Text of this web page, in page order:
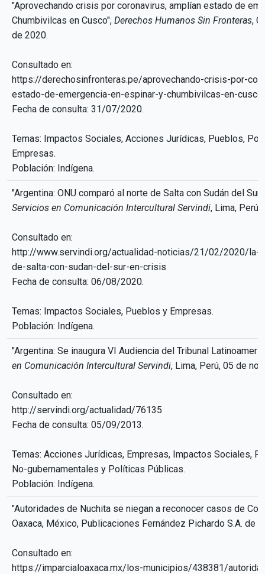
"Aprovechando crisis por coronavirus, amplían estado de
Chumbivilcas en Cusco", Derechos Humanos Sin Fronteras,
de 2020.
Consultado en:
https://derechosinfronteras.pe/aprovechando-crisis-por-
estado-de-emergencia-en-espinar-y-chumbivilcas-en-
Fecha de consulta: 31/07/2020.
Temas: Impactos Sociales, Acciones Jurídicas, Pueblos,
Empresas.
Población: Indígena.
"Argentina: ONU comparó al norte de Salta con Sudán del Sur
Servicios en Comunicación Intercultural Servindi, Lima,
Consultado en:
http://www.servindi.org/actualidad-noticias/21/02/2020/la-
de-salta-con-sudan-del-sur-en-crisis
Fecha de consulta: 06/08/2020.
Temas: Impactos Sociales, Pueblos y Empresas.
Población: Indígena.
"Argentina: Se inaugura VI Audiencia del Tribunal
en Comunicación Intercultural Servindi, Lima, Perú, 05 de
Consultado en:
http://servindi.org/actualidad/76135
Fecha de consulta: 05/09/2013.
Temas: Acciones Jurídicas, Empresas, Impactos Sociales,
No-gubernamentales y Políticas Públicas.
Población: Indígena.
"Autoridades de Nuchita se niegan a reconocer casos de
Oaxaca, México, Publicaciones Fernández Pichardo S.A. de
Consultado en:
https://imparcialoaxaca.mx/los-municipios/438381/